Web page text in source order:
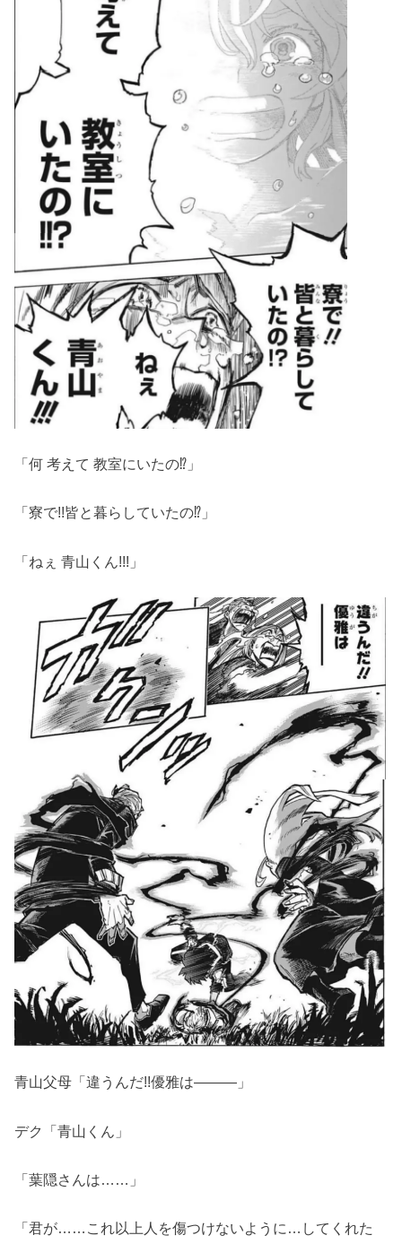
「何 考えて 教室にいたの⁉」
「寮で!!皆と暮らしていたの⁉」
「ねぇ 青山くん!!!」
青山父母「違うんだ!!優雅は―――」
デク「青山くん」
「葉隠さんは……」
「君が……これ以上人を傷つけないように…してくれた